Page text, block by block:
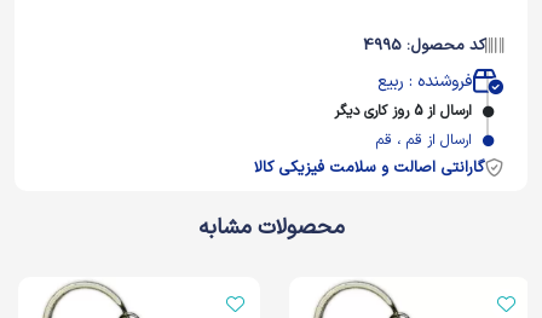
کد محصول: 4995
فروشنده : ربیع
ارسال از 5 روز کاری دیگر
ارسال از قم ، قم
گارانتی اصالت و سلامت فیزیکی کالا
محصولات مشابه